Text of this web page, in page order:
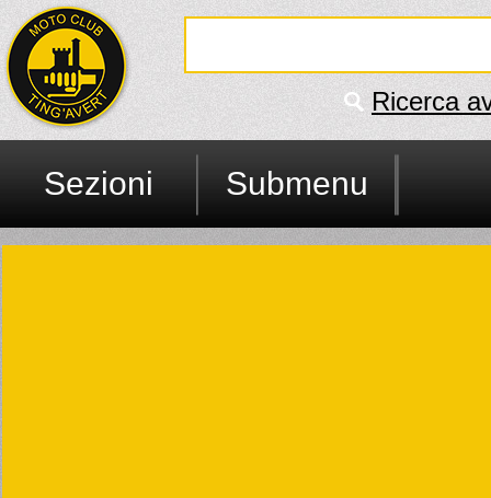
Ricerca
Sezioni Submenu